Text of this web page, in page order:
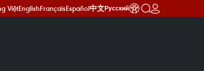
ViệtEnglishFrançaisEspañol中文Русский